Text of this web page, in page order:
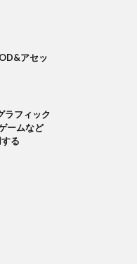
アセッ
ラフィック
ームなど
る